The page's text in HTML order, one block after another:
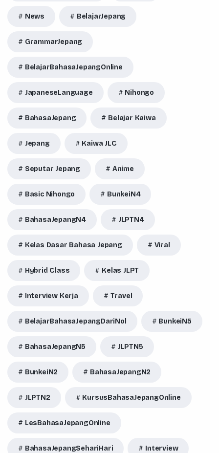
News BelajarJepang
GrammarJepang
BelajarBahasaJepangOnline
JapaneseLanguage Nihongo
BahasaJepang Belajar Kaiwa
Jepang Kaiwa JLC
Seputar Jepang Anime
Basic Nihongo BunkeiN4
BahasaJepangN4 JLPTN4
Kelas Dasar Bahasa Jepang Viral
Hybrid Class Kelas JLPT
Interview Kerja Travel
BelajarBahasaJepangDariNol BunkeiN5
BahasaJepangN5 JLPTN5
BunkeiN2 BahasaJepangN2
JLPTN2 KursusBahasaJepangOnline
LesBahasaJepangOnline
BahasaJepangSehariHari Interview